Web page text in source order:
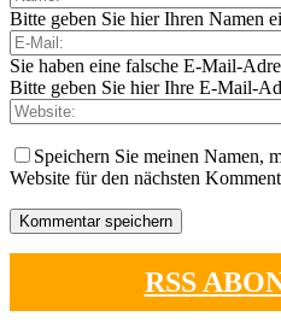
Bitte geben Sie hier Ihren Namen
Sie haben eine falsche E-Mail-
Bitte geben Sie hier Ihre E-Mail-
Speichern Sie meinen Namen,
Website für den nächsten
RSS